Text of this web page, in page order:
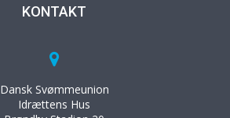
KONTAKT
Dansk Svømmeunion
Idrættens Hus